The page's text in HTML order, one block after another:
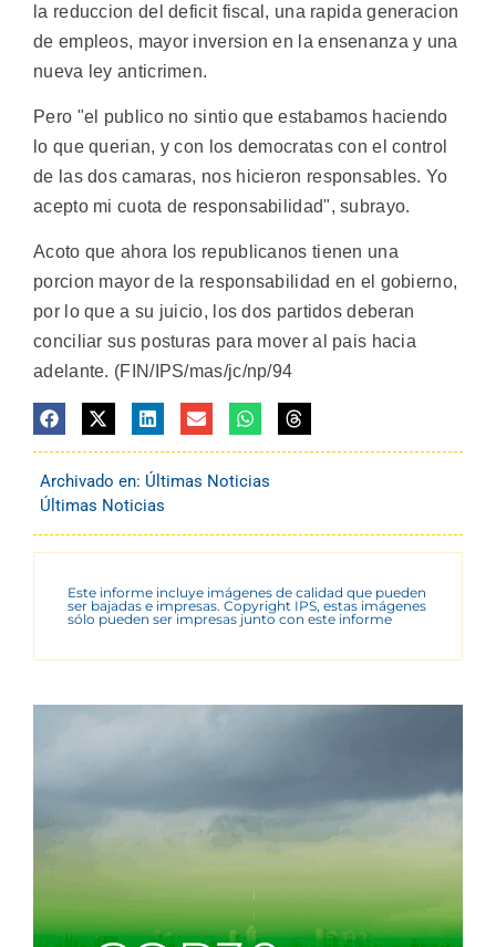
la reduccion del deficit fiscal, una rapida generacion
de empleos, mayor inversion en la ensenanza y una
nueva ley anticrimen.
Pero "el publico no sintio que estabamos haciendo
lo que querian, y con los democratas con el control
de las dos camaras, nos hicieron responsables. Yo
acepto mi cuota de responsabilidad", subrayo.
Acoto que ahora los republicanos tienen una
porcion mayor de la responsabilidad en el gobierno,
por lo que a su juicio, los dos partidos deberan
conciliar sus posturas para mover al pais hacia
adelante. (FIN/IPS/mas/jc/np/94
Archivado en: Últimas Noticias
Últimas Noticias
Este informe incluye imágenes de calidad que pueden
ser bajadas e impresas. Copyright IPS, estas imágenes
sólo pueden ser impresas junto con este informe